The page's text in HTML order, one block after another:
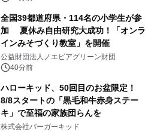
全国39都道府県・114名の小学生が参
加 夏休み自由研究大成功！「オンラ
インみそづくり教室」を開催
公益財団法人ノエビアグリーン財団
40分前
ハローキッド、50回目のお盆限定！
8/8スタートの「黒毛和牛赤身ステー
キ」で至福の家族団らんを
株式会社バーガーキッド